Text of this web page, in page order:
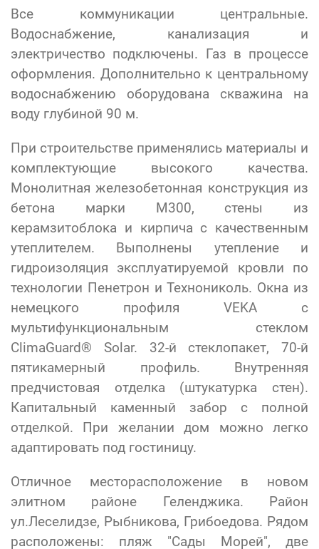
Все коммуникации центральные.
Водоснабжение, канализация и
электричество подключены. Газ в процессе
оформления. Дополнительно к центральному
водоснабжению оборудована скважина на
воду глубиной 90 м.
При строительстве применялись материалы и
комплектующие высокого качества.
Монолитная железобетонная конструкция из
бетона марки М300, стены из
керамзитоблока и кирпича с качественным
утеплителем. Выполнены утепление и
гидроизоляция эксплуатируемой кровли по
технологии Пенетрон и Технониколь. Окна из
немецкого профиля VEKA с
мультифункциональным стеклом
ClimaGuard® Solar. 32-й стеклопакет, 70-й
пятикамерный профиль. Внутренняя
предчистовая отделка (штукатурка стен).
Капитальный каменный забор с полной
отделкой. При желании дом можно легко
адаптировать под гостиницу.
Отличное месторасположение в новом
элитном районе Геленджика. Район
ул.Леселидзе, Рыбникова, Грибоедова. Рядом
расположены: пляж "Сады Морей", две